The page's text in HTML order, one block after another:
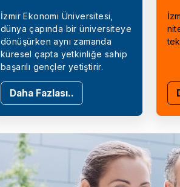
İzmir Ekonomi Üniversitesi,
dünya çapında bir üniversiteye
dönüşürken aynı zamanda
küresel çapta yetkinliğe sahip
başarılı gençler yetiştirir.
Daha Fazlası..